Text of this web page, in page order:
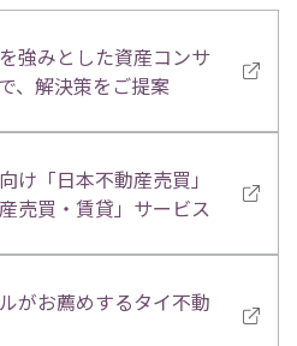
強みとした資産コンサ
、解決策をご提案
け「日本不動産売買」
売買・賃貸」サービス
がお薦めするタイ不動